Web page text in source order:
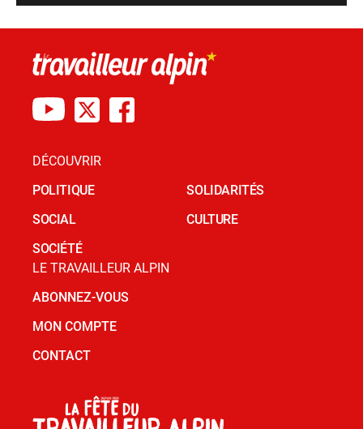
DÉCOUVRIR
POLITIQUE
SOCIAL
SOCIÉTÉ
SOLIDARITÉS
CULTURE
LE TRAVAILLEUR ALPIN
ABONNEZ-VOUS
MON COMPTE
CONTACT